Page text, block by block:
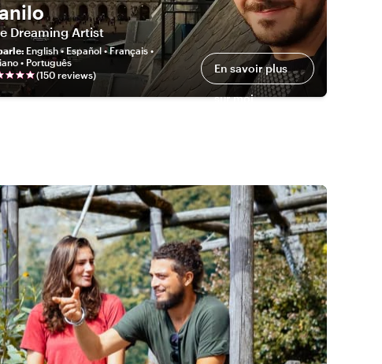
Dreaming Artist
: English • Español • Français •
• Português
(150 reviews) En savoir plus
sur moi